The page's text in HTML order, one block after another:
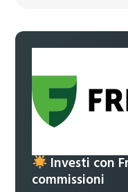
Investi con
commissioni